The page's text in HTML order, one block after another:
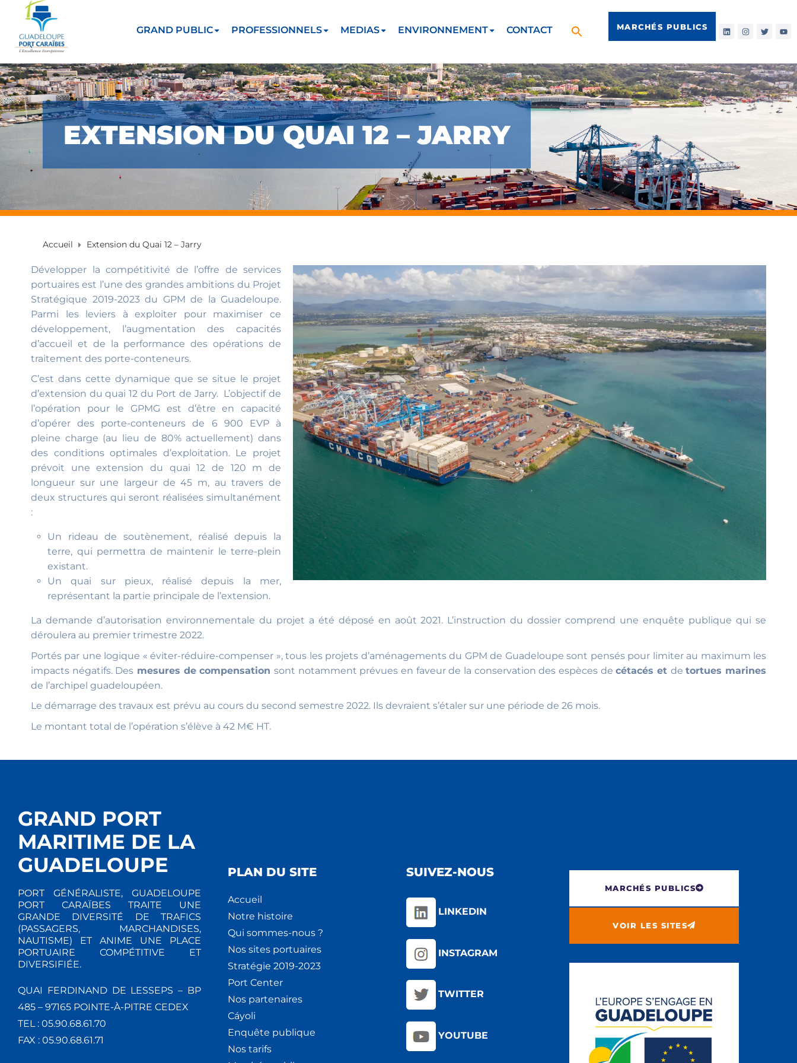
GRAND PUBLIC PROFESSIONNELS MEDIAS ENVIRONNEMENT CONTACT MARCHÉS PUBLICS
EXTENSION DU QUAI 12 – JARRY
Accueil Extension du Quai 12 – Jarry
Développer la compétitivité de l’offre de services
portuaires est l’une des grandes ambitions du Projet
Stratégique 2019-2023 du GPM de la Guadeloupe.
Parmi les leviers à exploiter pour maximiser ce
développement, l’augmentation des capacités
d’accueil et de la performance des opérations de
traitement des porte-conteneurs.
C’est dans cette dynamique que se situe le projet
d’extension du quai 12 du Port de Jarry. L’objectif de
l’opération pour le GPMG est d’être en capacité
d’opérer des porte-conteneurs de 6 900 EVP à
pleine charge (au lieu de 80% actuellement) dans
des conditions optimales d’exploitation. Le projet
prévoit une extension du quai 12 de 120 m de
longueur sur une largeur de 45 m, au travers de
deux structures qui seront réalisées simultanément
:
Un rideau de soutènement, réalisé depuis la
terre, qui permettra de maintenir le terre-plein
existant.
Un quai sur pieux, réalisé depuis la mer,
représentant la partie principale de l’extension.
La demande d’autorisation environnementale du projet a été déposé en août 2021. L’instruction du dossier comprend une enquête publique qui se
déroulera au premier trimestre 2022.
Portés par une logique « éviter-réduire-compenser », tous les projets d’aménagements du GPM de Guadeloupe sont pensés pour limiter au maximum les
impacts négatifs. Des mesures de compensationsont notamment prévues en faveur de la conservation des espèces decétacés et detortues marines
de l’archipel guadeloupéen.
Le démarrage des travaux est prévu au cours du second semestre 2022. Ils devraient s’étaler sur une période de 26 mois.
Le montant total de l’opération s’élève à 42 M€ HT.
GRAND PORT
MARITIME DE LA
GUADELOUPE
PORT GÉNÉRALISTE, GUADELOUPE
PORT CARAÏBES TRAITE UNE
GRANDE DIVERSITÉ DE TRAFICS
(PASSAGERS, MARCHANDISES,
NAUTISME) ET ANIME UNE PLACE
PORTUAIRE COMPÉTITIVE ET
DIVERSIFIÉE.
QUAI FERDINAND DE LESSEPS – BP
485 – 97165 POINTE-À-PITRE CEDEX
TEL : 05.90.68.61.70
FAX : 05.90.68.61.71
PLAN DU SITE
Accueil
Notre histoire
Qui sommes-nous ?
Nos sites portuaires
Stratégie 2019-2023
Port Center
Nos partenaires
Cáyoli
Enquête publique
Nos tarifs
SUIVEZ-NOUS
LINKEDIN
INSTAGRAM
TWITTER
YOUTUBE
MARCHÉS PUBLICS
VOIR LES SITES